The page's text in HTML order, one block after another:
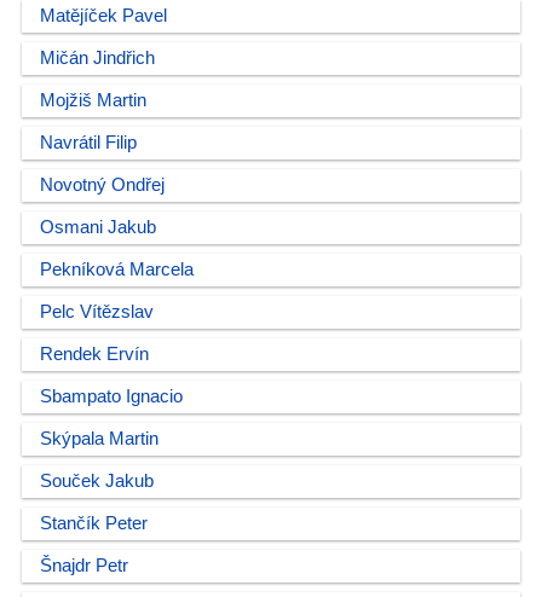
Matějíček Pavel
Mičán Jindřich
Mojžiš Martin
Navrátil Filip
Novotný Ondřej
Osmani Jakub
Pekníková Marcela
Pelc Vítězslav
Rendek Ervín
Sbampato Ignacio
Skýpala Martin
Souček Jakub
Stančík Peter
Šnajdr Petr